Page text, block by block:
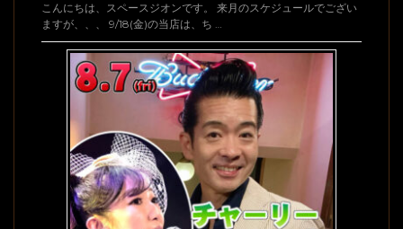
こんにちは、スペースジオンです。 来月のスケジュールでござい
ますが、、、 9/18(金)の当店は、ち …